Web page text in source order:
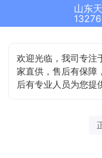
欢迎光临，我司专注
家直供，售后有保障
后有专业人员为您提